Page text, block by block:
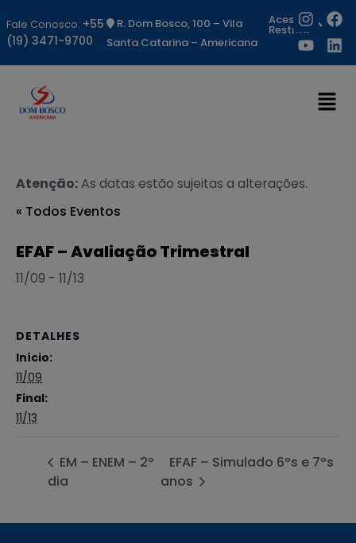
Fale Conosco: +55
(19) 3471-9700
R. Dom Bosco, 100 – Vila
Santa Catarina – Americana
Acesso
Restrito
Atenção:As datas estão sujeitas a alterações.
« Todos Eventos
EFAF – Avaliação Trimestral
11/09 - 11/13
DETALHES
Início:
11/09
Final:
11/13
EM – ENEM – 2º
dia
EFAF – Simulado 6ºs e 7ºs
anos